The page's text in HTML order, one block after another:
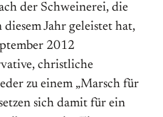
der Schweinerei, die
Jahr geleistet hat,
2012
christ­liche
zu einem „Marsch für
sich damit für ein